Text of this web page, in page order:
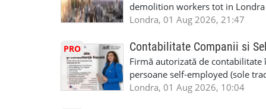
demolition workers tot in
Londra, 01 Aug 2026, 21:47
PRO Contabilitate Companii si
Firmă autorizată de contabilitate
persoane self-employed (sole
închiriate (landlords) Serviciile
Londra, 01 Aug 2026, 10:04